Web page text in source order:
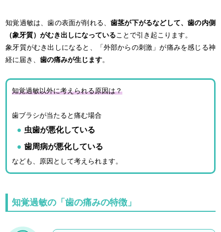
知覚過敏は、歯の表面が削れる、歯茎が下がるなどして、歯の内側
（象牙質）がむき出しになっていることで引き起こります。
象牙質がむき出しになると、「外部からの刺激」が痛みを感じる神
経に届き、歯の痛みが生じます。
知覚過敏以外に考えられる原因は？
歯ブラシが当たると痛む場合
虫歯が悪化している
歯周病が悪化している
なども、原因として考えられます。
知覚過敏の「歯の痛みの特徴」